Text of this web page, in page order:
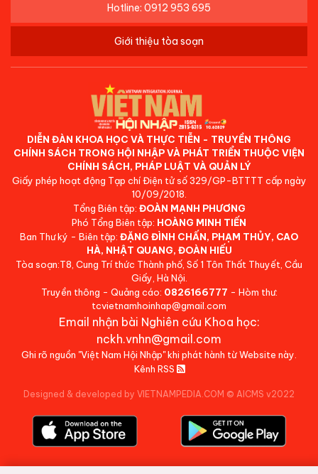
Hotline: 0912 953 695
Giới thiệu tòa soạn
DIỄN ĐÀN KHOA HỌC VÀ THỰC TIỄN - TRUYỀN THÔNG
CHÍNH SÁCH TRONG HỘI NHẬP VÀ PHÁT TRIỂN THUỘC VIỆN
CHÍNH SÁCH, PHÁP LUẬT VÀ QUẢN LÝ
Giấy phép hoạt động Tạp chí Điện tử số 329/GP-BTTTT cấp ngày
10/09/2018.
Tổng Biên tập: ĐOÀN MẠNH PHƯƠNG
Phó Tổng Biên tập: HOÀNG MINH TIẾN
Ban Thư ký - Biên tập: ĐẶNG ĐÌNH CHẤN, PHẠM THỦY, CAO
HÀ, NHẬT QUANG, ĐOÀN HIẾU
Tòa soạn:T8, Cung Trí thức Thành phố, Số 1 Tôn Thất Thuyết, Cầu
Giấy, Hà Nội.
Truyền thông - Quảng cáo: 0826166777 - Hòm thư:
tcvietnamhoinhap@gmail.com
Email nhận bài Nghiên cứu Khoa học:
nckh.vnhn@gmail.com
Ghi rõ nguồn "Việt Nam Hội Nhập" khi phát hành từ Website này.
Kênh RSS
Designed & developed by VIETNAMPEDIA.COM © AICMS v2022